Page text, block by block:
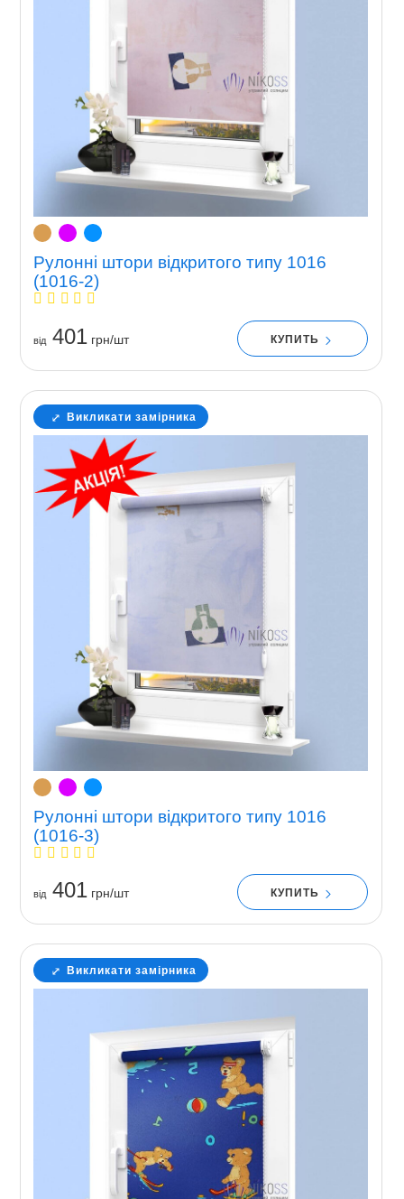
Рулонні штори відкритого типу 1016
(1016-2)
вiд401грн/шт КУПИТЬ
Викликати замірника
Рулонні штори відкритого типу 1016
(1016-3)
вiд401грн/шт КУПИТЬ
Викликати замірника